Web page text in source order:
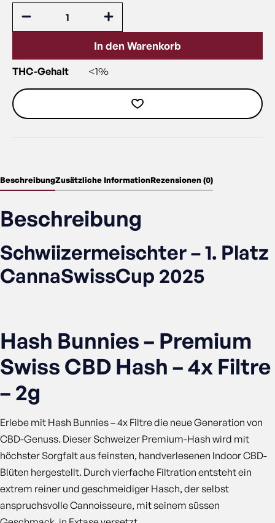
In den Warenkorb
THC-Gehalt <1%
BeschreibungZusätzliche InformationRezensionen (0)
Beschreibung
Schwiizermeischter – 1. Platz
CannaSwissCup 2025
Hash Bunnies – Premium
Swiss CBD Hash – 4x Filtre
– 2g
Erlebe mit Hash Bunnies – 4x Filtre die neue Generation von
CBD-Genuss. Dieser Schweizer Premium-Hash wird mit
höchster Sorgfalt aus feinsten, handverlesenen Indoor CBD-
Blüten hergestellt. Durch vierfache Filtration entsteht ein
extrem reiner und geschmeidiger Hasch, der selbst
anspruchsvolle Cannoisseure, mit seinem süssen